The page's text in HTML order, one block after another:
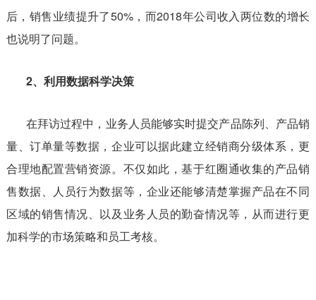
后，销售业绩提升了50%，而2018年公司收入两位数的增长
也说明了问题。
2、利用数据科学决策
在拜访过程中，业务人员能够实时提交产品陈列、产品销
量、订单量等数据，企业可以据此建立经销商分级体系，更
合理地配置营销资源。不仅如此，基于红圈通收集的产品销
售数据、人员行为数据等，企业还能够清楚掌握产品在不同
区域的销售情况、以及业务人员的勤奋情况等，从而进行更
加科学的市场策略和员工考核。